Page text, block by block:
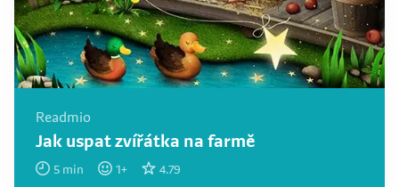
Readmio
Jak uspat zvířátka na farmě
5 min 1+ 4.79